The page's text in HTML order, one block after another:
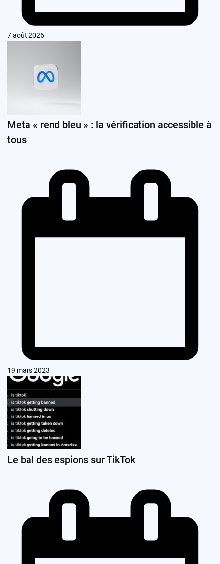
7 août 2026
Meta « rend bleu » : la vérification accessible à
tous
19 mars 2023
Le bal des espions sur TikTok